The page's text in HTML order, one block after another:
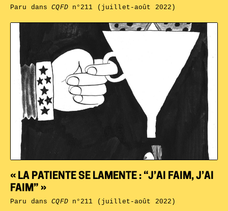
« LA PATIENTE SE LAMENTE : “J’AI FAIM, J’AI
FAIM” »
Paru dansCQFDn°211 (juillet-août 2022)
Paru dansCQFDn°211 (juillet-août 2022)